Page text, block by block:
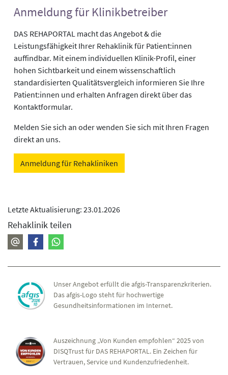
Anmeldung für Klinikbetreiber
DAS REHAPORTAL macht das Angebot & die
Leistungsfähigkeit Ihrer Rehaklinik für Patient:innen
auffindbar. Mit einem individuellen Klinik-Profil, einer
hohen Sichtbarkeit und einem wissenschaftlich
standardisierten Qualitätsvergleich informieren Sie Ihre
Patient:innen und erhalten Anfragen direkt über das
Kontaktformular.
Melden Sie sich an oder wenden Sie sich mit Ihren Fragen
direkt an uns.
Anmeldung für Rehakliniken
Letzte Aktualisierung: 23.01.2026
Rehaklinik teilen
Unser Angebot erfüllt die afgis-Transparenzkriterien.
Das afgis-Logo steht für hochwertige
Gesundheitsinformationen im Internet.
Auszeichnung „Von Kunden empfohlen“ 2025 von
DISQTrust für DAS REHAPORTAL. Ein Zeichen für
Vertrauen, Service und Kundenzufriedenheit.